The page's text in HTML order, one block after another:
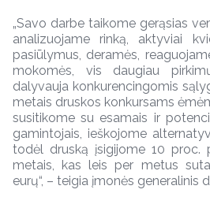
„Savo darbe taikome gerąsias
analizuojame rinką, aktyviai
pasiūlymus, deramės,
mokomės, vis daugiau
dalyvauja konkurencingomis
metais druskos konkursams
susitikome su esamais ir
gamintojais, ieškojome
todėl druską įsigijome 10 proc.
metais, kas leis per metus
eurų“, – teigia įmonės generalinis